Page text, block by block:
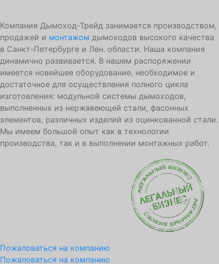
Компания Дымоход-Трейд занимается производством,
продажей и монтажом дымоходов высокого качества
в Санкт-Петербурге и Лен. области. Наша компания
динамично развивается. В нашем распоряжении
имеется новейшее оборудование, необходимое и
достаточное для осуществления полного цикла
изготовления: модульной системы дымоходов,
выполненных из нержавеющей стали, фасонных
элементов, различных изделий из оцинкованной стали.
Мы имеем большой опыт как в технологии
производства, так и в выполнении монтажных работ.
Пожаловаться на компанию
Пожаловаться на компанию